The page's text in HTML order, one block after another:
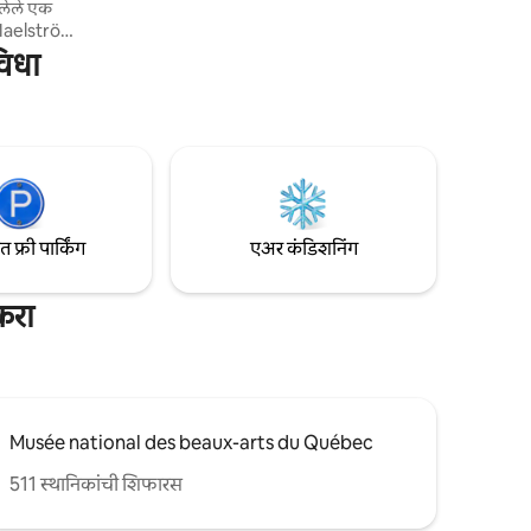
एक
स्थित आहे.
ही
फ्री पार्किंग एअर कंडिशनिंग
Musée national des beaux-arts du Québec
511 स्थानिकांची शिफारस